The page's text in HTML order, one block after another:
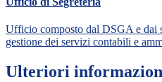
Ufficio composto dal DSGA e dai
gestione dei servizi contabili e
Ulteriori